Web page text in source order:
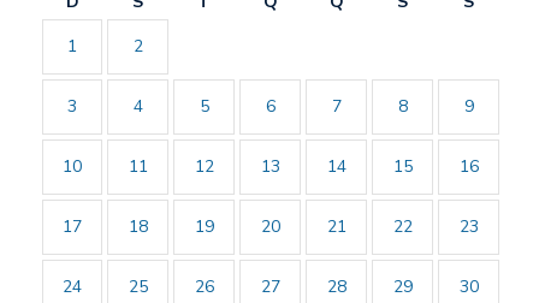
1
2
3 4 5 6 7 8 9
10 11 12 13 14 15 16
17 18 19 20 21 22 23
24 25 26 27 28 29 30